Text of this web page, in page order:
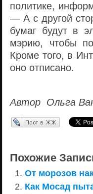
политике,
— А с другой
бумаг будут в
мэрию, чтобы
Кроме того, в
оно отписано.
Автор Ольга
Перепост в ЖЖ
Похожие
От морозов
Как Мосад